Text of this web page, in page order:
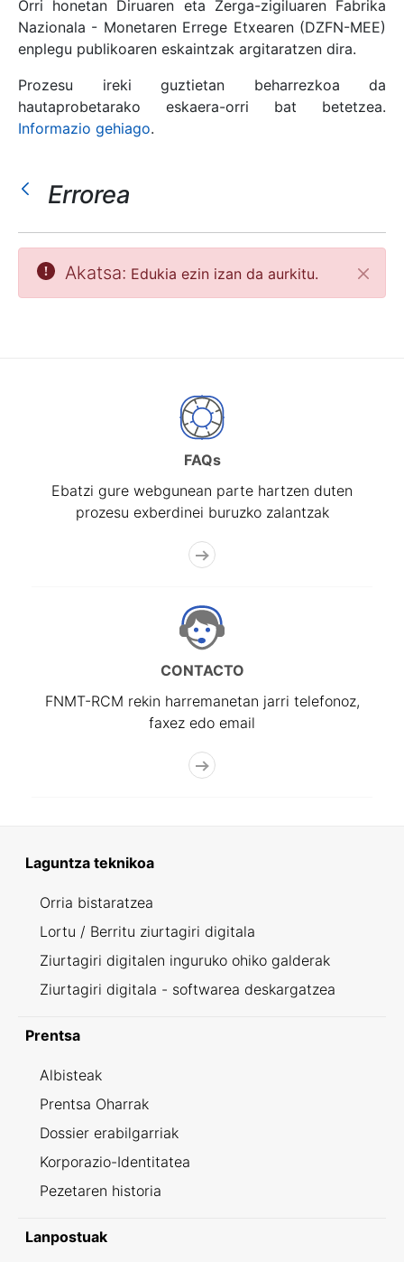
Erakutsi/Ezkutatu
Orri honetan Diruaren eta Zerga-zigiluaren Fabrika
Nazionala - Monetaren Errege Etxearen (DZFN-MEE)
enplegu publikoaren eskaintzak argitaratzen dira.
Prozesu ireki guztietan beharrezkoa da
hautaprobetarako eskaera-orri bat betetzea.
Informazio gehiago.
Errorea
Itxi
Akatsa: Edukia ezin izan da aurkitu.
FAQs
Ebatzi gure webgunean parte hartzen duten
prozesu exberdinei buruzko zalantzak
CONTACTO
FNMT-RCM rekin harremanetan jarri telefonoz,
faxez edo email
Laguntza teknikoa
Orria bistaratzea
Lortu / Berritu ziurtagiri digitala
Ziurtagiri digitalen inguruko ohiko galderak
Ziurtagiri digitala - softwarea deskargatzea
Prentsa
Albisteak
Prentsa Oharrak
Dossier erabilgarriak
Korporazio-Identitatea
Pezetaren historia
Lanpostuak